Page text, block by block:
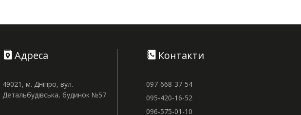
Адреса
49021, м. Дніпро, вул.
Детальбудівська, будинок №57
Контакти
097-668-37-54
095-420-16-52
096-575-01-10